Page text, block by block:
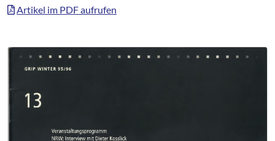
Artikel im PDF aufrufen